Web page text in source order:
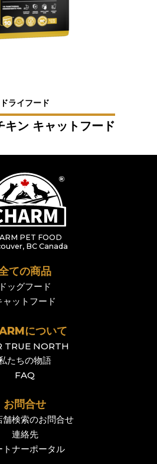
ドライフード
キン キャットフード
PET FOOD
BC Canada
ての商品
ドッグフード
ャットフード
について
TRUE NORTH
たちの物語
FAQ
お問合せ
舗検索のお問合せ
連絡先
トナーポータル